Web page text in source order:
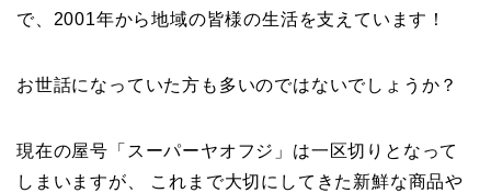
で、2001年から地域の皆様の生活を支えています！
お世話になっていた方も多いのではないでしょうか？
現在の屋号「スーパーヤオフジ」は一区切りとなって
しまいますが、 これまで大切にしてきた新鮮な商品や